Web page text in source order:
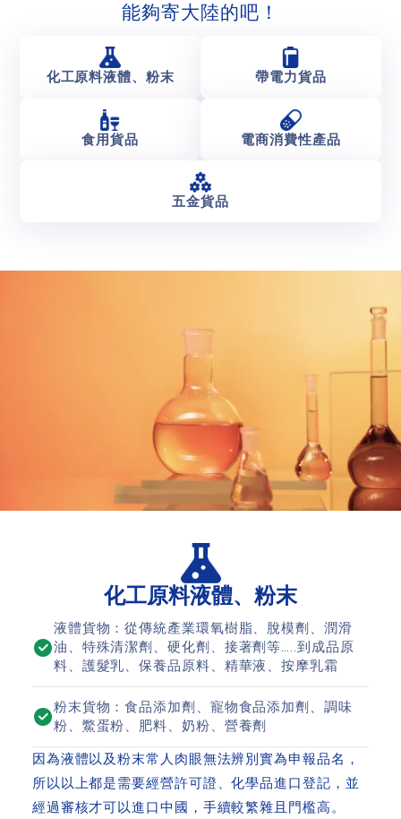
能夠寄大陸的吧！
化工原料液體、粉末 帶電力貨品
食用貨品 電商消費性產品
五金貨品
化工原料液體、粉末
液體貨物：從傳統產業環氧樹脂、脫模劑、潤滑
油、特殊清潔劑、硬化劑、接著劑等…..到成品原
料、護髮乳、保養品原料、精華液、按摩乳霜
粉末貨物：食品添加劑、寵物食品添加劑、調味
粉、鱉蛋粉、肥料、奶粉、營養劑
因為液體以及粉末常人肉眼無法辨別實為申報品名，
所以以上都是需要經營許可證、化學品進口登記，並
經過審核才可以進口中國，手續較繁雜且門檻高。